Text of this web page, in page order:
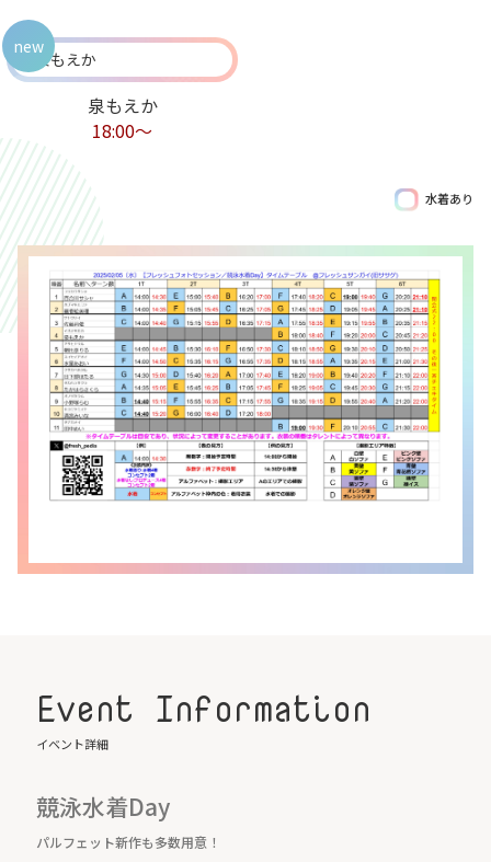
泉もえか
18:00〜
new
水着あり
Event Information
イベント詳細
競泳水着Day
パルフェット新作も多数用意！